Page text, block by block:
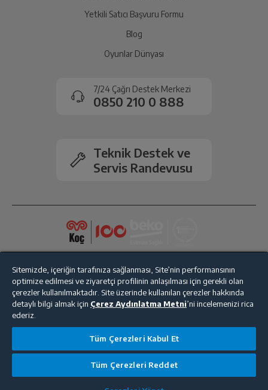
Ücretiniz İade Edilsin
gerçekleşecektir.
Yetkili Satıcı Başvuru Formu
Blog
Oyunlar Dünyası
7/24 Çağrı Destek Merkezi
0850 210 0 888
Teknik Destek ve
Servis Randevusu
Bize Ulaşın Kişisel Verilerin Korunması İşlem Rehberi
Satış Sözleşmesi
© 2025 beko.com.tr
Sitemizde, içeriğin tarafınıza sağlanması, Site’nin performansının
optimize edilmesi ve ziyaretçi profilinin anlaşılması için gerekli olan
çerezler kullanılmaktadır. Site üzerinde kullanılan çerezler hakkında
detaylı bilgi almak için Çerez Aydınlatma Metni’ni incelemenizi rica
ederiz.
Tüm Çerezleri Kabul Et
Tüm Çerezleri Reddet